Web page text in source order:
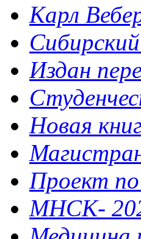
Карл
Издан
Новая
Проект
МНСК-